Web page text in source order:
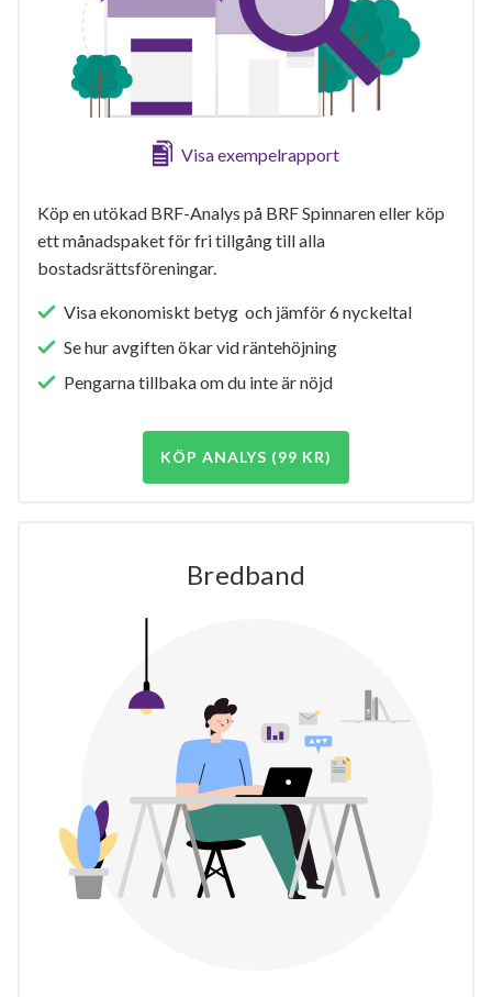
Visa exempelrapport
Köp en utökad BRF-Analys på BRF Spinnaren eller köp
ett månadspaket för fri tillgång till alla
bostadsrättsföreningar.
Visa ekonomiskt betyg och jämför 6 nyckeltal
Se hur avgiften ökar vid räntehöjning
Pengarna tillbaka om du inte är nöjd
KÖP ANALYS (99 KR)
Bredband